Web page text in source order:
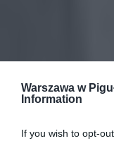
Warszawa w
Information
If you wish to opt-